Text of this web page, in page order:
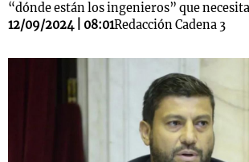
“dónde están los ingenieros” que
12/09/2024 | 08:01Redacción Cadena 3